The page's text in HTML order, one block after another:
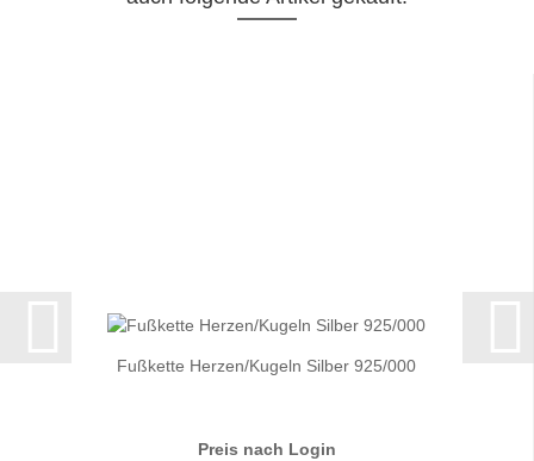
Fußkette Herzen/Kugeln Silber 925/000
Preis nach Login